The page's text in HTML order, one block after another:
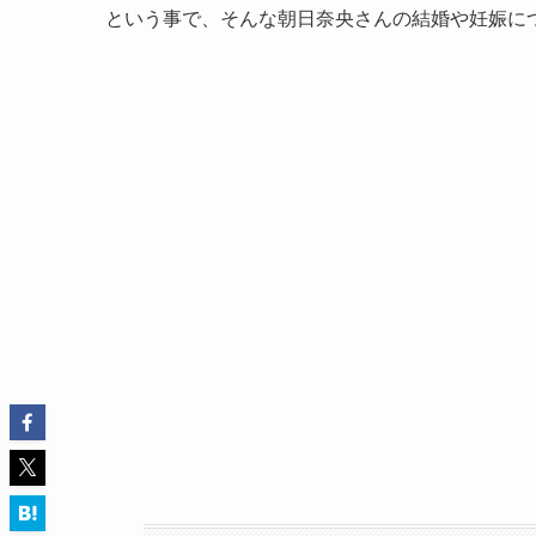
という事で、そんな朝日奈央さんの結婚や妊娠に